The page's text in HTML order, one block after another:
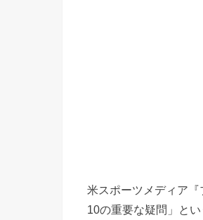
米スポーツメディア
10の重要な疑問」と